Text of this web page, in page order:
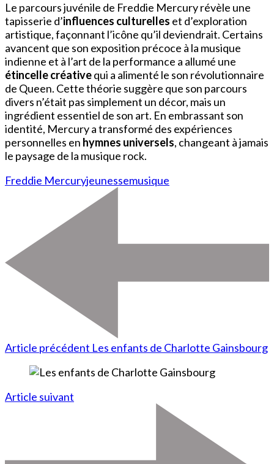
Le parcours juvénile de Freddie Mercury révèle une
tapisserie d’influences culturelles et d’exploration
artistique, façonnant l’icône qu’il deviendrait. Certains
avancent que son exposition précoce à la musique
indienne et à l’art de la performance a allumé une
étincelle créativequi a alimenté le son révolutionnaire
de Queen. Cette théorie suggère que son parcours
divers n’était pas simplement un décor, mais un
ingrédient essentiel de son art. En embrassant son
identité, Mercury a transformé des expériences
personnelles en hymnes universels, changeant à jamais
le paysage de la musique rock.
Freddie Mercuryjeunessemusique
Article précédent Les enfants de Charlotte Gainsbourg
Article suivant